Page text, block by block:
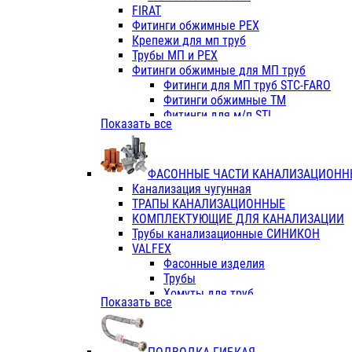
Фитинги ПП белые
Фитинги ПП белые
Фитинги ППс металл.белые
VALFEX
Трубы PE-RT
Трубы ПП водопровод белые
Трубы ПП водопровод серые
Трубы армированные
Трубы армированные
Фитинги с металл. серые
Фитинги ПП (серые)
Фитинги ПП белые
Краны
Фитинги ПП (белые)
Фитинги ПП с металлом белые
ПК КОНТУР
Краны полипропиленовые
Трубы полипропиленивые
FIRAT
Фитинги обжимные PEX
Крепежи для мп труб
Трубы МП и PEX
Фитинги обжимные для МП труб
Фитинги для МП труб STC-FARO
Фитинги обжимные ТМ
Фитинги для м/п STI
Фитинги для МП труб TITAN
TK
VALFEX
Показать все
ФАСОННЫЕ ЧАСТИ
Канализация чугунная
ТРАПЫ КАНАЛИЗАЦИОННЫЕ
КОМПЛЕКТУЮЩИЕ ДЛЯ КАНАЛИЗАЦИИ
Трубы канализационные СИНИКОН
VALFEX
Фасонные изделия
Трубы
Хомуты для труб
ПВХ (стройполимер)
Показать все